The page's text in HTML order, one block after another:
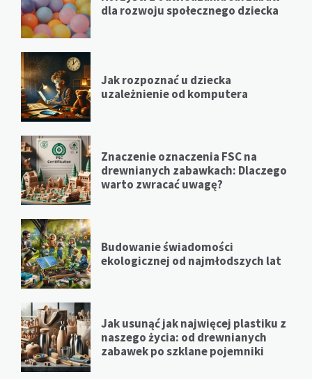
dla rozwoju społecznego dziecka
Jak rozpoznać u dziecka
uzależnienie od komputera
Znaczenie oznaczenia FSC na
drewnianych zabawkach: Dlaczego
warto zwracać uwagę?
Budowanie świadomości
ekologicznej od najmłodszych lat
Jak usunąć jak najwięcej plastiku z
naszego życia: od drewnianych
zabawek po szklane pojemniki